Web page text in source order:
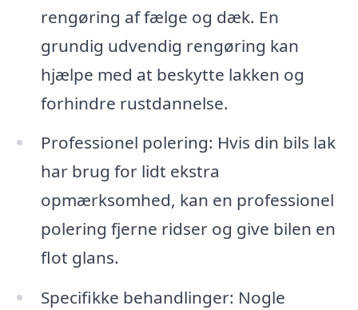
rengøring af fælge og dæk. En
grundig udvendig rengøring kan
hjælpe med at beskytte lakken og
forhindre rustdannelse.
Professionel polering: Hvis din bils lak
har brug for lidt ekstra
opmærksomhed, kan en professionel
polering fjerne ridser og give bilen en
flot glans.
Specifikke behandlinger: Nogle